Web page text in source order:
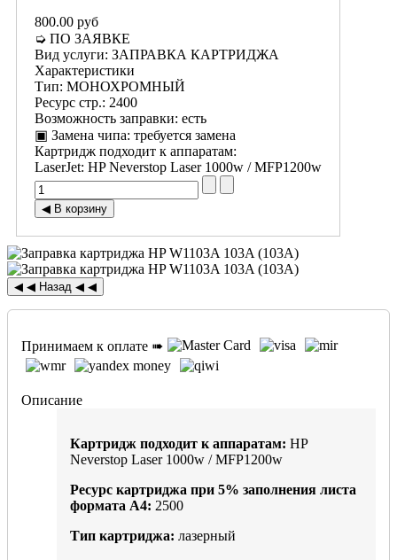
800.00 руб
➭ ПО ЗАЯВКЕ
Вид услуги: ЗАПРАВКА КАРТРИДЖА
Характеристики
Тип: МОНОХРОМНЫЙ
Ресурс стр.: 2400
Возможность заправки: есть
▣ Замена чипа: требуется замена
Картридж подходит к аппаратам:
LaserJet: HP Neverstop Laser 1000w / MFP1200w
Принимаем к оплате ➠
Описание
Картридж подходит к аппаратам: HP
Neverstop Laser 1000w / MFP1200w
Ресурс картриджа при 5% заполнения листа
формата А4: 2500
Тип картриджа: лазерный